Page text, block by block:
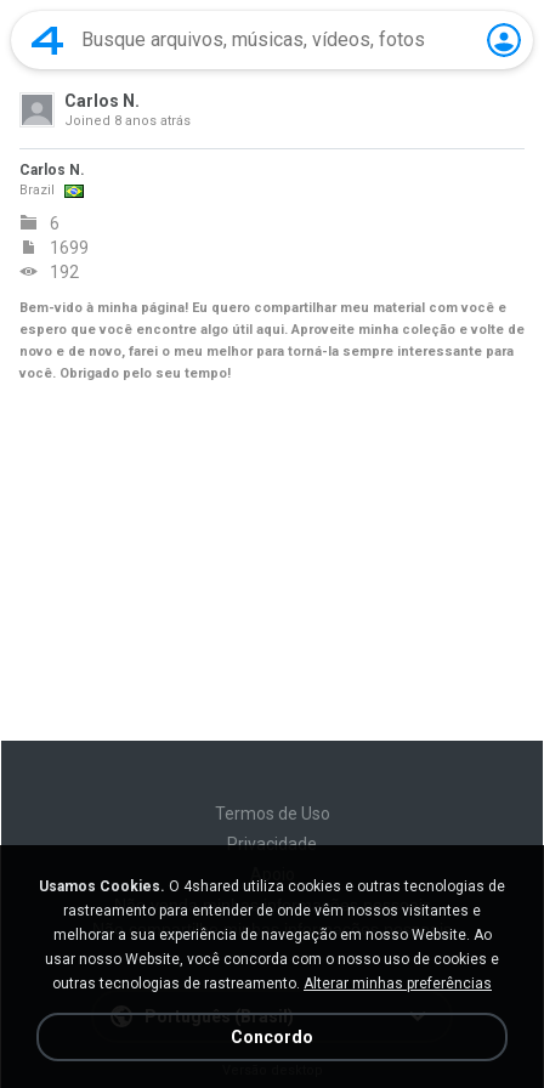
Carlos N.
Joined 8 anos atrás
Carlos N.
Brazil
6
1699
192
Bem-vido à minha página! Eu quero compartilhar meu material com você e
espero que você encontre algo útil aqui. Aproveite minha coleção e volte de
novo e de novo, farei o meu melhor para torná-la sempre interessante para
você. Obrigado pelo seu tempo!
Termos de Uso
Privacidade
Não venda minhas informações pessoais
Não compartilhe minhas informações pessoais
Português (Brasil)
Usamos Cookies. O 4shared utiliza cookies e outras tecnologias de
rastreamento para entender de onde vêm nossos visitantes e
melhorar a sua experiência de navegação em nosso Website. Ao
usar nosso Website, você concorda com o nosso uso de cookies e
outras tecnologias de rastreamento. Alterar minhas preferências
Concordo